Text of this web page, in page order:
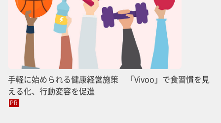
手軽に始められる健康経営施策 「Vivoo」で食習慣を見
える化、行動変容を促進
PR